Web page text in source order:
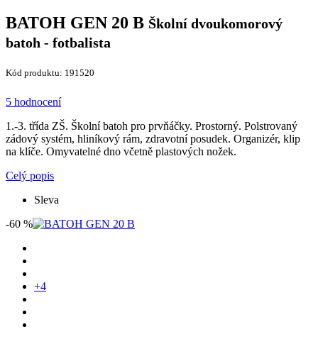
BATOH GEN 20 B Školní dvoukomorový
batoh - fotbalista
Kód produktu: 191520
5 hodnocení
1.-3. třída ZŠ. Školní batoh pro prvňáčky. Prostorný. Polstrovaný
zádový systém, hliníkový rám, zdravotní posudek. Organizér, klip
na klíče. Omyvatelné dno včetně plastových nožek.
Celý popis
Sleva
-60 %
+4